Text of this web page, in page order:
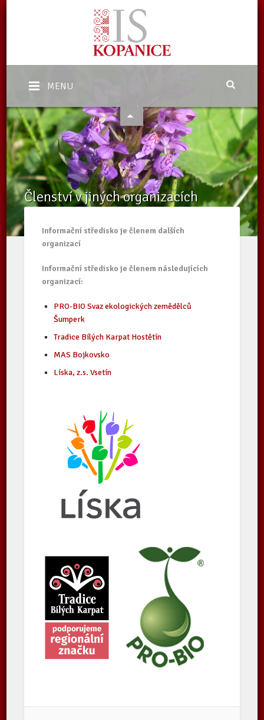
MENU
Členství v jiných organizacích
Informační středisko je členem dalších
organizací
Informační středisko je členem následujících
organizací:
PRO-BIO Svaz ekologických zemědělců
Šumperk
Tradice Bílých Karpat Hostětín
MAS Bojkovsko
Líska, z.s. Vsetín